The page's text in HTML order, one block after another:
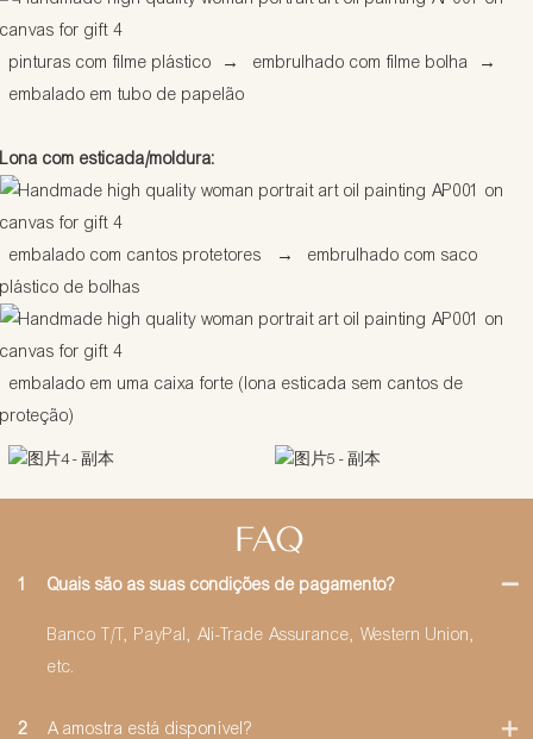
pinturas com filme plástico → embrulhado com filme bolha
→
embalado em tubo de papelão
Lona com esticada/moldura:
embalado com cantos protetores →
embrulhado com saco
plástico de bolhas
embalado em uma caixa forte (lona esticada sem cantos de
proteção)
FAQ
1 Quais são as suas condições de pagamento?
Banco T/T, PayPal, Ali-Trade Assurance, Western Union,
etc.
2 A amostra está disponível?